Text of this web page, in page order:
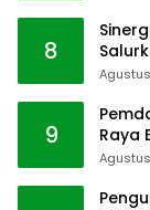
8
9
Raya